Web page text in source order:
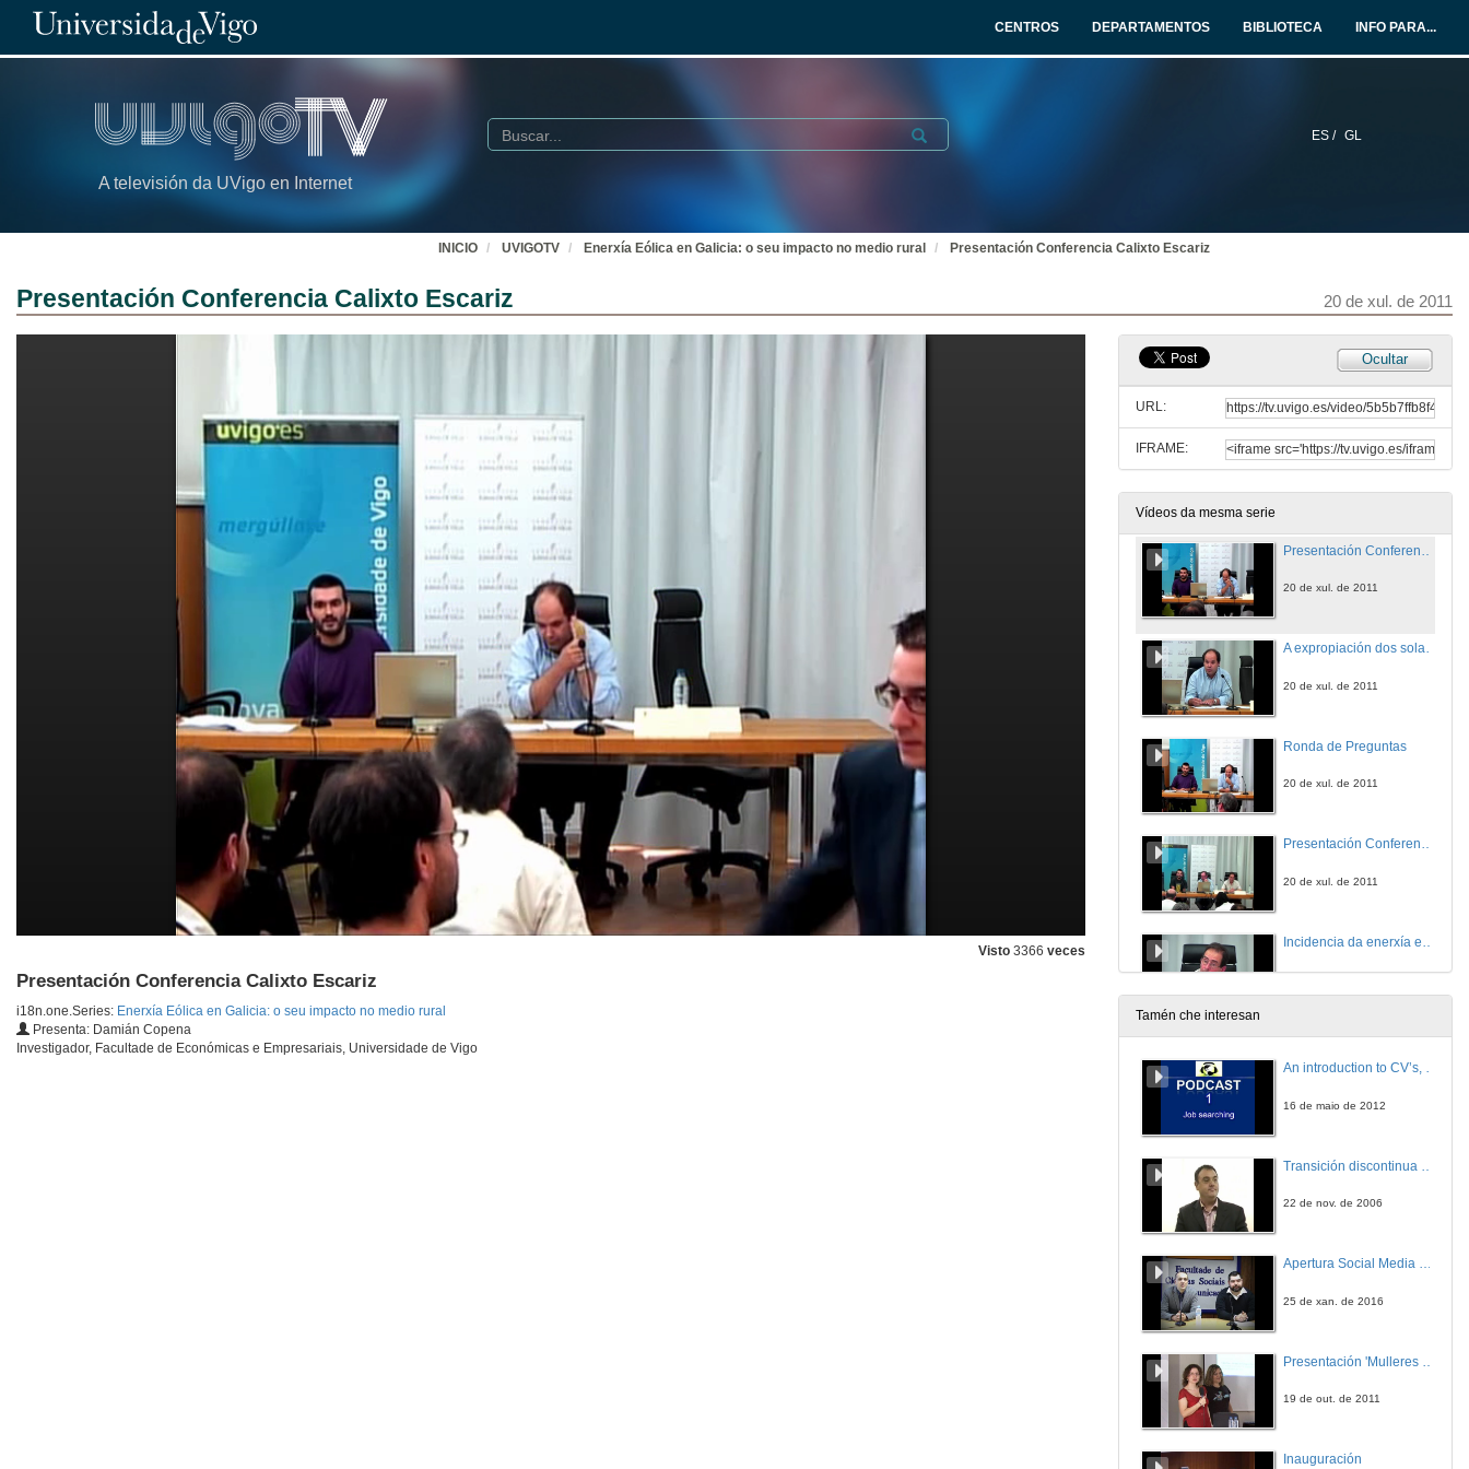
CENTROS DEPARTAMENTOS BIBLIOTECA INFO PARA...
A televisión da UVigo en Internet
ES / GL
Buscar Submit
INICIO UVIGOTV Enerxía Eólica en Galicia: o seu impacto no medio rural Presentación Conferencia Calixto Escariz
Presentación Conferencia Calixto Escariz 20 de xul. de 2011
Visto 3366 veces
Presentación Conferencia Calixto Escariz
i18n.one.Series: Enerxía Eólica en Galicia: o seu impacto no medio rural
Presenta: Damián Copena
Investigador, Facultade de Económicas e Empresariais, Universidade de Vigo
Ocultar
URL:
IFRAME:
Vídeos da mesma serie
Metodoloxía para a consideración da paisaxe na preparación de plans e proxectos de parques eólicos
20 de xul. de 2011
Prevalencia en utilidade pública dos montes veciñais.
Ronda de Preguntas
20 de xul. de 2011
20 de xul. de 2011
A expropiación dos solares eólicos: unha opción para os promotores.
20 de xul. de 2011
Ronda de Preguntas
20 de xul. de 2011
Presentación Conferencia José Luis Corral
20 de xul. de 2011
Presentación Conferencia José Antonio Diéguez
20 de xul. de 2011
20 de xul. de 2011
20 de xul. de 2011
Tamén che interesan
An introduction to CV’s, letters, and job searching
16 de maio de 2012
22 de nov. de 2006
Apertura Social Media Day 2016
25 de xan. de 2016
19 de out. de 2011
Inauguración